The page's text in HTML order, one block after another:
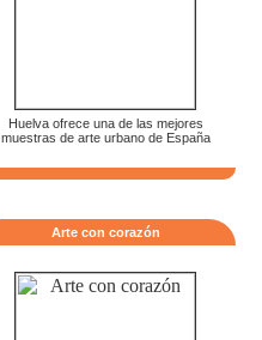
Huelva ofrece una de las mejores
muestras de arte urbano de España
Arte con corazón